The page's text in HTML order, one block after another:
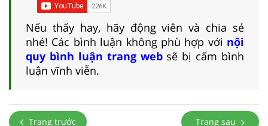
Nếu thấy hay, hãy động viên và chia sẻ
nhé! Các bình luận không phù hợp với nội
quy bình luận trang websẽ bị cấm bình
luận vĩnh viễn.
Trang trước Trang sau